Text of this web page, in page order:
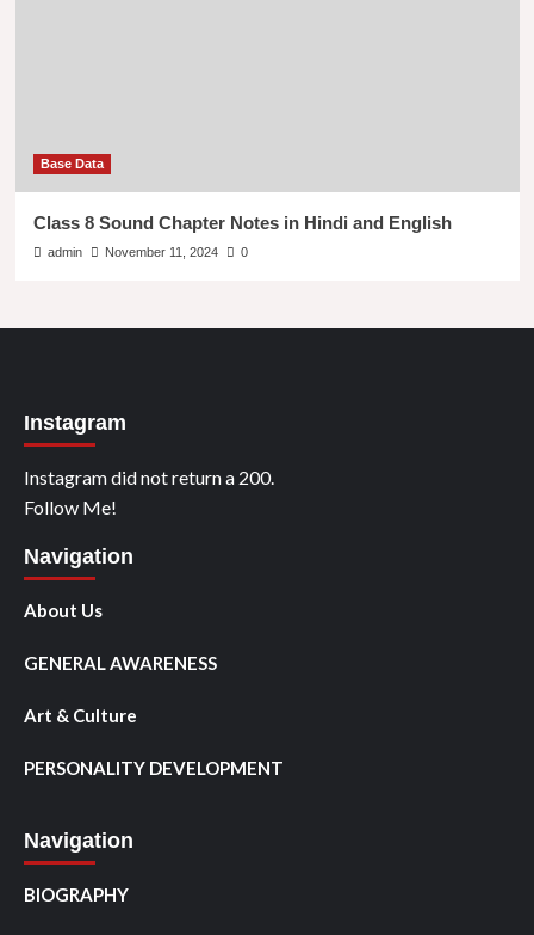
Base Data
Class 8 Sound Chapter Notes in Hindi and English
admin November 11, 2024 0
Instagram
Instagram did not return a 200.
Follow Me!
Navigation
About Us
GENERAL AWARENESS
Art & Culture
PERSONALITY DEVELOPMENT
Navigation
BIOGRAPHY